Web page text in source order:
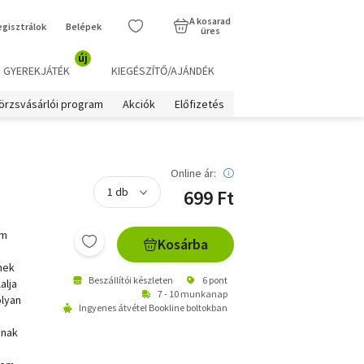
Belépek
A kosarad
üres
GYEREKJÁTÉK
új
KIEGÉSZÍTŐ/AJÁNDÉK
program Akciók Előfizetés
Online ár:
699 Ft
Kosárba
Beszállítói készleten
6 pont
7 - 10 munkanap
Ingyenes átvétel Bookline boltokban